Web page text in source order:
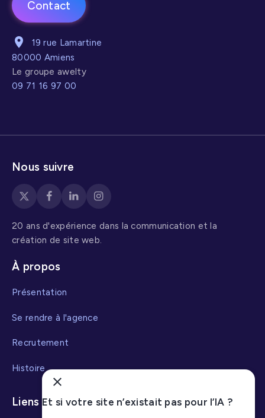
Contact
19 rue Lamartine
80000 Amiens
Le groupe awelty
09 71 16 97 00
Nous suivre
20 ans d'expérience dans la communication et la
création de site web.
À propos
Présentation
Se rendre à l'agence
Recrutement
Histoire
Liens utilesEt si votre site n’existait pas pour l’IA ?